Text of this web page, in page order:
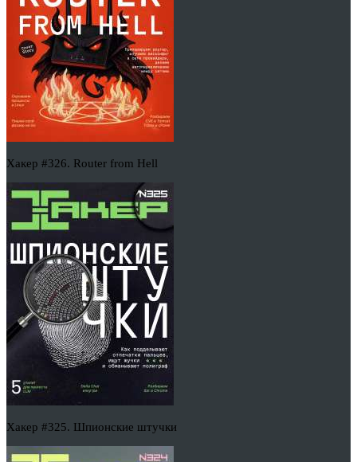
Хакер #326. Router from Hell
Хакер #325. Шпионские штучки